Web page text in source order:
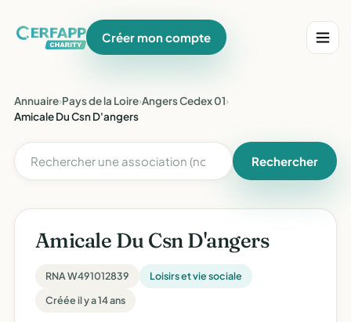
Créer mon compte
Annuaire›Pays de la Loire›Angers Cedex 01›
Amicale Du Csn D'angers
Rechercher
Amicale Du Csn D'angers
RNA W491012839
Loisirs et vie sociale
Créée il y a 14 ans